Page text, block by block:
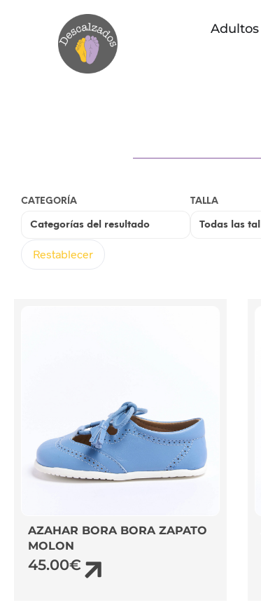
Adultos
CATEGORÍA TALLA
Restablecer
AZAHAR BORA BORA ZAPATO
MOLON
45.00€